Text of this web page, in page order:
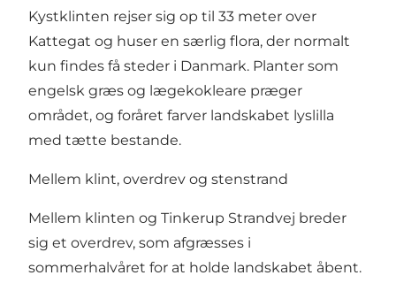
Kystklinten rejser sig op til 33 meter over
Kattegat og huser en særlig flora, der normalt
kun findes få steder i Danmark. Planter som
engelsk græs og lægekokleare præger
området, og foråret farver landskabet lyslilla
med tætte bestande.
Mellem klint, overdrev og stenstrand
Mellem klinten og Tinkerup Strandvej breder
sig et overdrev, som afgræsses i
sommerhalvåret for at holde landskabet åbent.